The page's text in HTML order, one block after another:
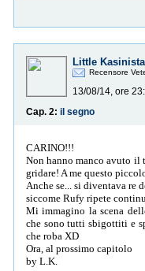
Little Kasinista
Recensore
13/08/14, ore
Cap. 2: il segno
CARINO!!!
Non hanno manco avuto il
gridare! A me questo
Anche se... si diventava re
siccome Rufy ripete
Mi immagino la scena
che sono tutti sbigottiti e
che roba XD
Ora, al prossimo capitolo
by L.K.